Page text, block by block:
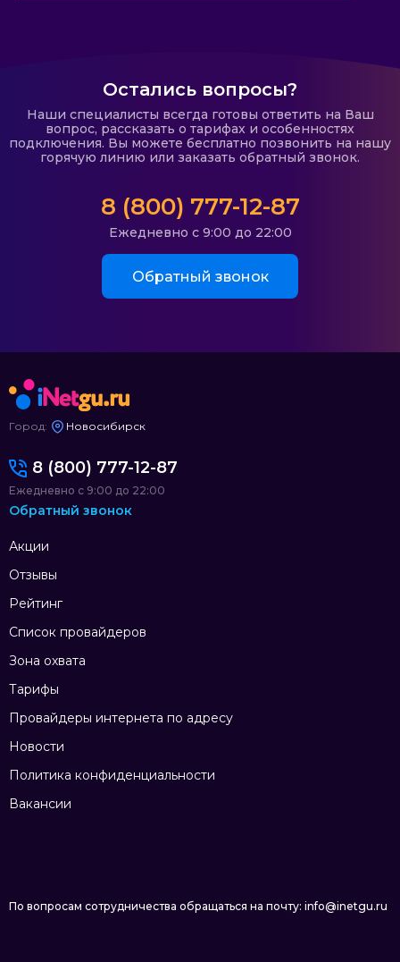
Остались вопросы?
Наши специалисты всегда готовы ответить на Ваш
вопрос, рассказать о тарифах и особенностях
подключения. Вы можете бесплатно позвонить на нашу
горячую линию или заказать обратный звонок.
8 (800) 777-12-87
Ежедневно с 9:00 до 22:00
Обратный звонок
Город: Новосибирск
Акции
Отзывы
Рейтинг
Список провайдеров
Зона охвата
Тарифы
Провайдеры интернета по адресу
Новости
Политика конфиденциальности
Вакансии
8 (800) 777-12-87
Ежедневно с 9:00 до 22:00
Обратный звонок
По вопросам сотрудничества обращаться на почту: info@inetgu.ru